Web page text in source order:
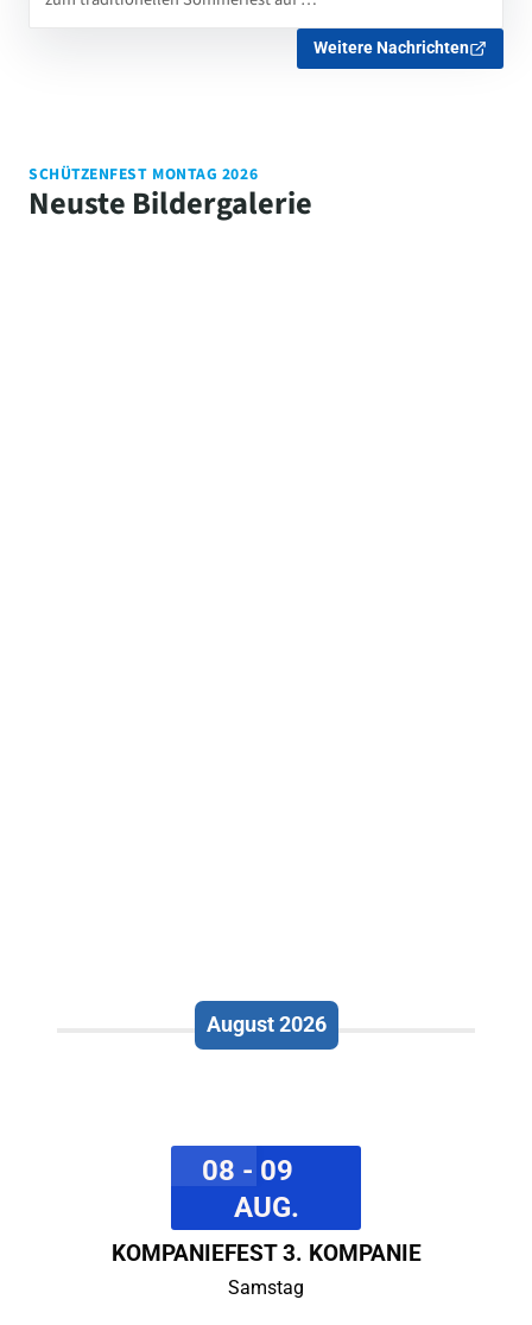
Weitere Nachrichten
SCHÜTZENFEST MONTAG 2026
Neuste Bildergalerie
August 2026
08 - 09
AUG.
KOMPANIEFEST 3. KOMPANIE
Samstag